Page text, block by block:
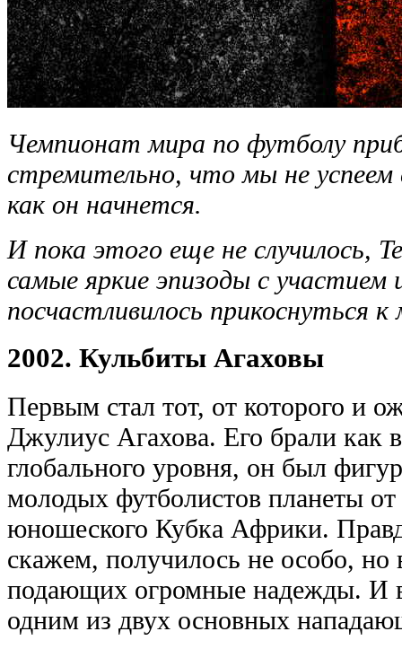
Чемпионат мира по футболу
стремительно, что мы не
как он начнется.
И пока этого еще не случилось,
самые яркие эпизоды с
посчастливилось прикоснуться
2002. Кульбиты Агаховы
Первым стал тот, от которого и
Джулиус Агахова. Его брали как
глобального уровня, он был
молодых футболистов планеты
юношеского Кубка Африки.
скажем, получилось не особо, но
подающих огромные надежды. И
одним из двух основных